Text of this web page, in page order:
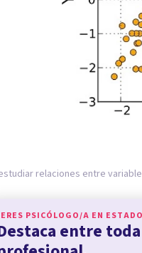
relaciones entre
PSICÓLOGO/A EN
entre